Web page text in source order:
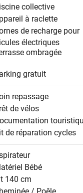
collective
à raclette
de recharge pour
électriques
ombragée
gratuit
repassage
de vélos
de réparation cycles
Bébé
140 cm